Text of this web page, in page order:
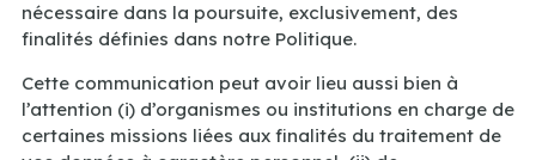
nécessaire dans la poursuite, exclusivement, des
finalités définies dans notre Politique.
Cette communication peut avoir lieu aussi bien à
l’attention (i) d’organismes ou institutions en charge de
certaines missions liées aux finalités du traitement de